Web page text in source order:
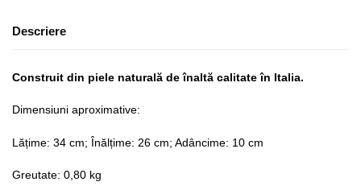
Descriere
Construit din piele naturală de înaltă calitate în Italia.
Dimensiuni aproximative:
Lățime: 34 cm; Înălțime: 26 cm; Adâncime: 10 cm
Greutate: 0,80 kg